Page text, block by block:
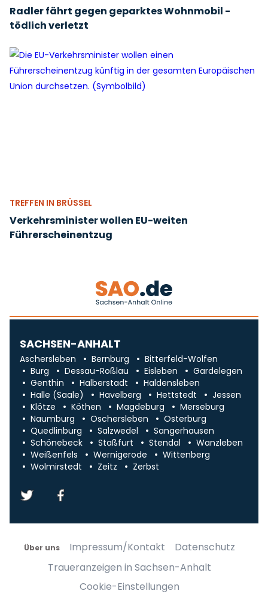
Radler fährt gegen geparktes Wohnmobil -
tödlich verletzt
TREFFEN IN BRÜSSEL
Verkehrsminister wollen EU-weiten
Führerscheinentzug
SACHSEN-ANHALT
Aschersleben Bernburg
Bitterfeld-Wolfen
Burg
Dessau-Roßlau Eisleben
Gardelegen
Genthin
Halberstadt
Haldensleben
Halle (Saale)
Havelberg Hettstedt
Jessen
Klötze
Köthen Magdeburg
Merseburg
Naumburg
Oschersleben
Osterburg
Quedlinburg
Salzwedel
Sangerhausen
Schönebeck
Staßfurt Stendal
Wanzleben
Weißenfels
Wernigerode
Wittenberg
Wolmirstedt
Zeitz Zerbst
Über uns Impressum/Kontakt
Datenschutz
Traueranzeigen in Sachsen-Anhalt
Cookie-Einstellungen